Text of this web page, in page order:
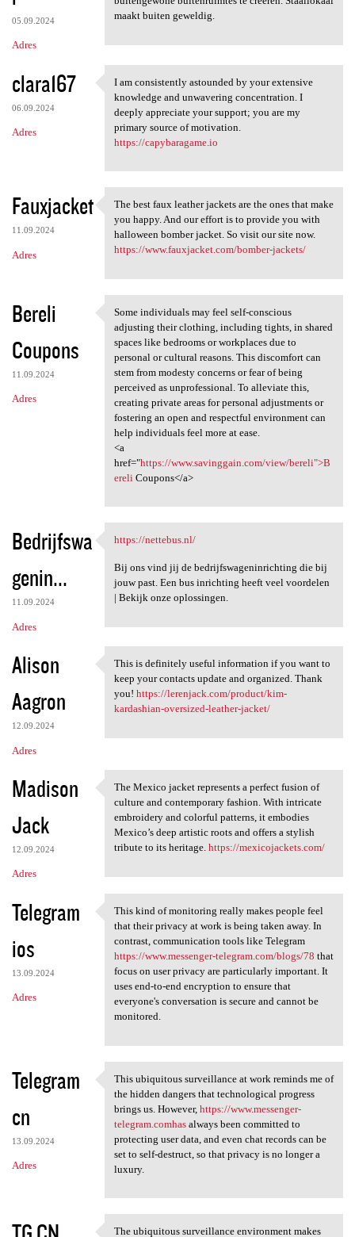
05.09.2024
Adres
maakt buiten geweldig.
clara167
06.09.2024
Adres
I am consistently astounded
I am consistently astounded by your extensive
knowledge and unwavering concentration. I
deeply appreciate your support; you are my
primary source of motivation.
https://capybaragame.io
Fauxjacket
11.09.2024
Adres
The best faux leather jackets
The best faux leather jackets are the ones that make
you happy. And our effort is to provide you with
halloween bomber jacket. So visit our site now.
https://www.fauxjacket.com/bomber-jackets/
Bereli
Coupons
11.09.2024
Adres
Some individuals may feel
Some individuals may feel self-conscious
adjusting their clothing, including tights, in shared
spaces like bedrooms or workplaces due to
personal or cultural reasons. This discomfort can
stem from modesty concerns or fear of being
perceived as unprofessional. To alleviate this,
creating private areas for personal adjustments or
fostering an open and respectful environment can
help individuals feel more at ease.
<a
href="https://www.savinggain.com/view/bereli">B
ereli Coupons</a>
Bedrijfswa
genin...
11.09.2024
Adres
https://nettebus.nl/
https://nettebus.nl/
Bij ons vind jij de bedrijfswageninrichting die bij
jouw past. Een bus inrichting heeft veel voordelen
| Bekijk onze oplossingen.
Alison
Aagron
12.09.2024
Adres
This is definitely useful
This is definitely useful information if you want to
keep your contacts update and organized. Thank
you! https://lerenjack.com/product/kim-
kardashian-oversized-leather-jacket/
Madison
Jack
12.09.2024
Adres
The Mexico jacket represents
The Mexico jacket represents a perfect fusion of
culture and contemporary fashion. With intricate
embroidery and colorful patterns, it embodies
Mexico’s deep artistic roots and offers a stylish
tribute to its heritage. https://mexicojackets.com/
Telegram
ios
13.09.2024
Adres
This kind of monitoring
This kind of monitoring really makes people feel
that their privacy at work is being taken away. In
contrast, communication tools like Telegram
https://www.messenger-telegram.com/blogs/78 that
focus on user privacy are particularly important. It
uses end-to-end encryption to ensure that
everyone's conversation is secure and cannot be
monitored.
Telegram
cn
13.09.2024
Adres
This ubiquitous surveillance
This ubiquitous surveillance at work reminds me of
the hidden dangers that technological progress
brings us. However, https://www.messenger-
telegram.comhasalways been committed to
protecting user data, and even chat records can be
set to self-destruct, so that privacy is no longer a
luxury.
The ubiquitous surveillance environment makes